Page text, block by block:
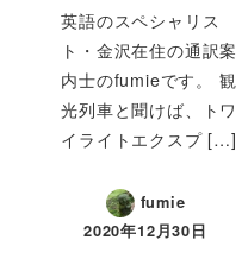
英語のスペシャリス
ト・金沢在住の通訳案
内士のfumieです。 観
光列車と聞けば、トワ
イライトエクスプ […]
fumie
2020年12月30日